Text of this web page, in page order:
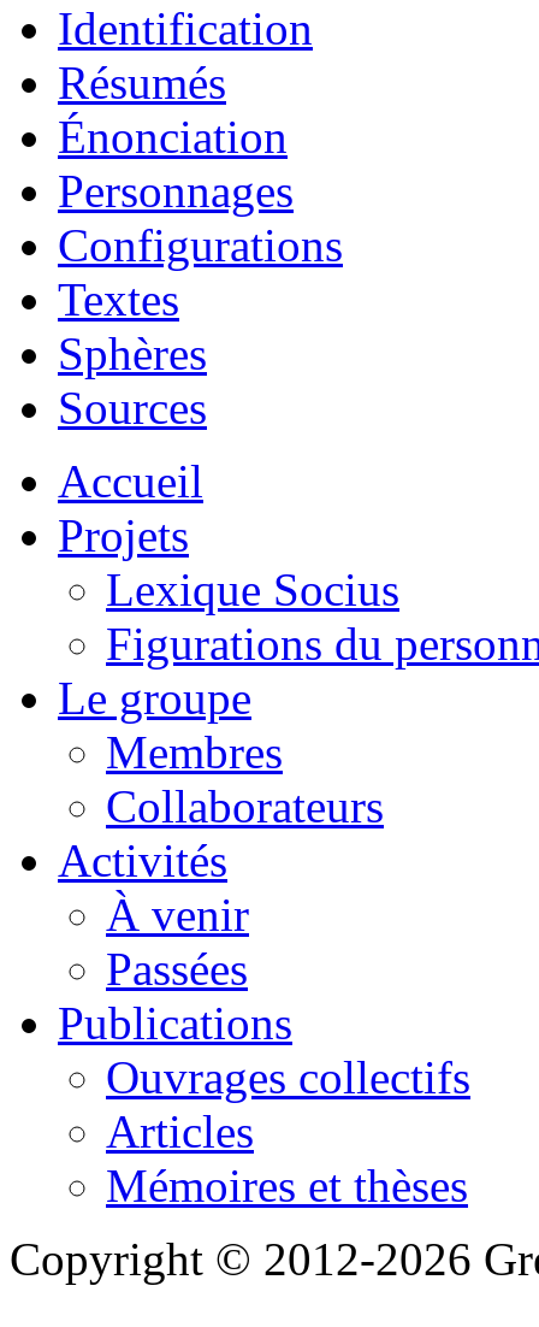
Identification
Résumés
Énonciation
Personnages
Configurations
Textes
Sphères
Sources
Accueil
Projets
Lexique Socius
Figurations du
Le groupe
Membres
Collaborateurs
Activités
À venir
Passées
Publications
Ouvrages collectifs
Articles
Mémoires et thèses
Copyright © 2012-2026